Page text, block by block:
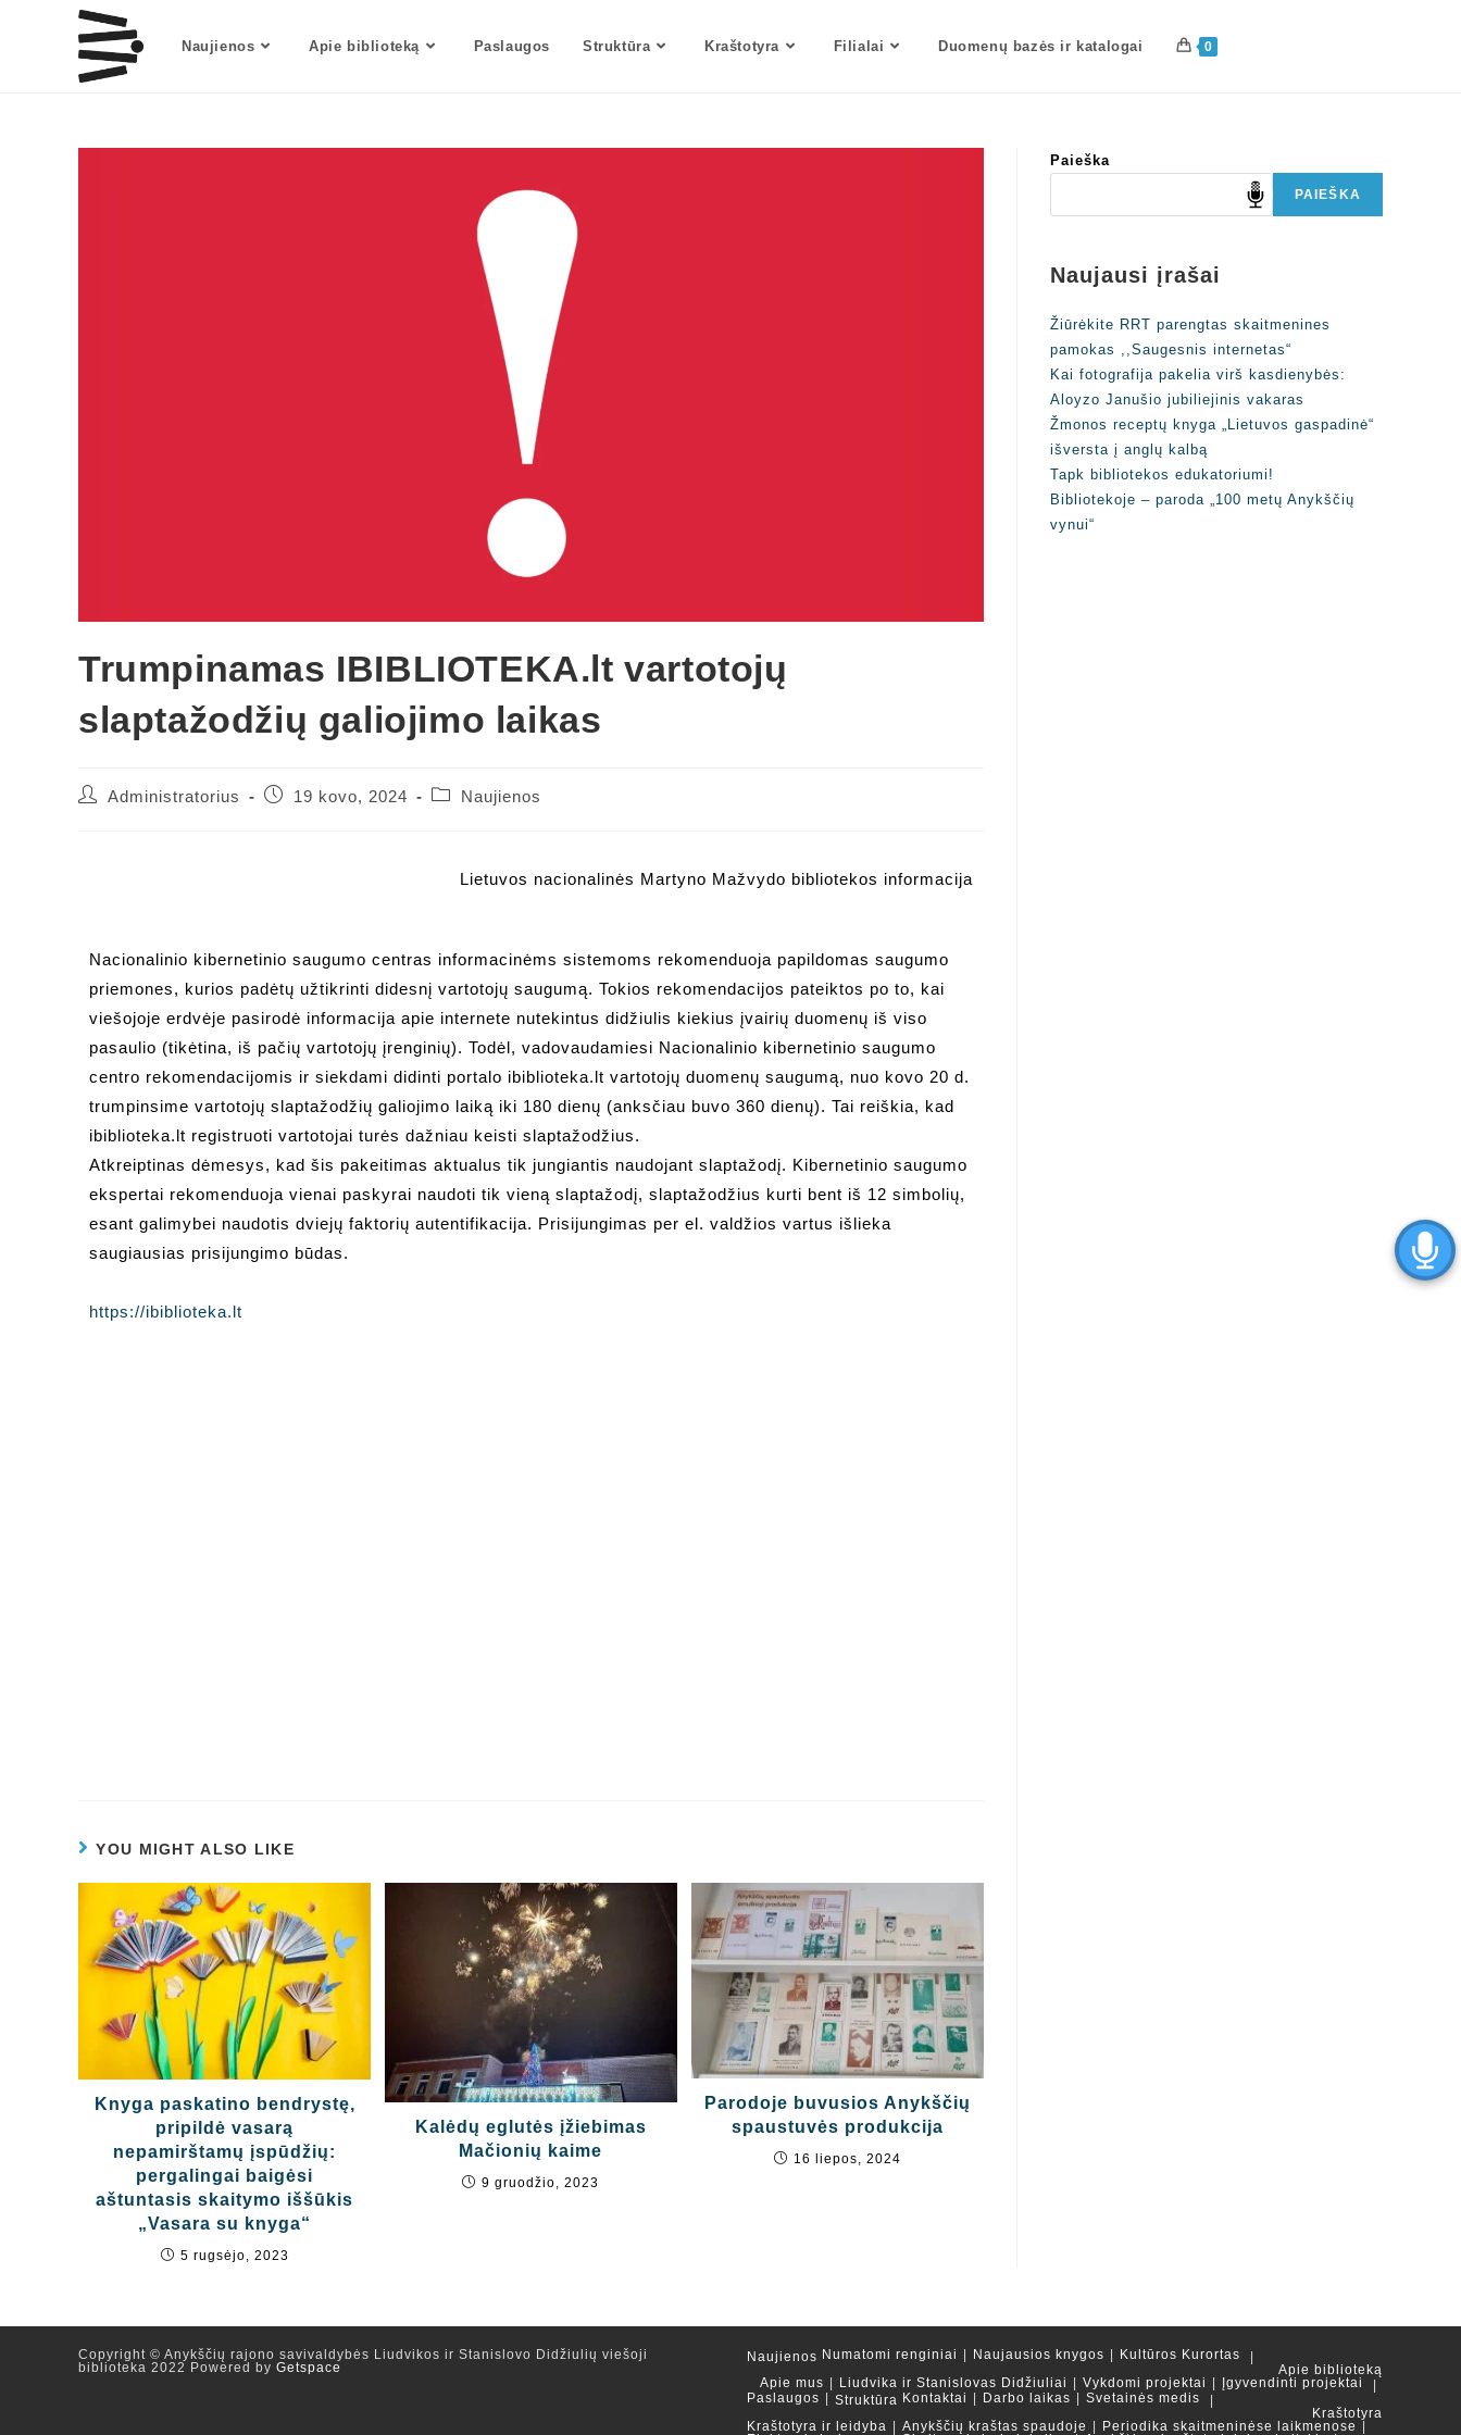
Naujienos Apie biblioteką Paslaugos Struktūra Kraštotyra Filialai Duomenų bazės ir katalogai 0
Trumpinamas IBIBLIOTEKA.lt vartotojų
slaptažodžių galiojimo laikas
Administratorius 19 kovo, 2024 Naujienos
Lietuvos nacionalinės Martyno Mažvydo bibliotekos informacija
Nacionalinio kibernetinio saugumo centras informacinėms sistemoms rekomenduoja papildomas saugumo
priemones, kurios padėtų užtikrinti didesnį vartotojų saugumą. Tokios rekomendacijos pateiktos po to, kai
viešojoje erdvėje pasirodė informacija apie internete nutekintus didžiulis kiekius įvairių duomenų iš viso
pasaulio (tikėtina, iš pačių vartotojų įrenginių). Todėl, vadovaudamiesi Nacionalinio kibernetinio saugumo
centro rekomendacijomis ir siekdami didinti portalo ibiblioteka.lt vartotojų duomenų saugumą, nuo kovo 20 d.
trumpinsime vartotojų slaptažodžių galiojimo laiką iki 180 dienų (anksčiau buvo 360 dienų). Tai reiškia, kad
ibiblioteka.lt registruoti vartotojai turės dažniau keisti slaptažodžius.
Atkreiptinas dėmesys, kad šis pakeitimas aktualus tik jungiantis naudojant slaptažodį. Kibernetinio saugumo
ekspertai rekomenduoja vienai paskyrai naudoti tik vieną slaptažodį, slaptažodžius kurti bent iš 12 simbolių,
esant galimybei naudotis dviejų faktorių autentifikacija. Prisijungimas per el. valdžios vartus išlieka
saugiausias prisijungimo būdas.
https://ibiblioteka.lt
YOU MIGHT ALSO LIKE
Knyga paskatino bendrystę,
pripildė vasarą
nepamirštamų įspūdžių:
pergalingai baigėsi
aštuntasis skaitymo iššūkis
„Vasara su knyga“
5 rugsėjo, 2023
Kalėdų eglutės įžiebimas
Mačionių kaime
9 gruodžio, 2023
Parodoje buvusios Anykščių
spaustuvės produkcija
16 liepos, 2024
Paieška
PAIEŠKA
Naujausi įrašai
Žiūrėkite RRT parengtas skaitmenines
pamokas ,,Saugesnis internetas“
Kai fotografija pakelia virš kasdienybės:
Aloyzo Janušio jubiliejinis vakaras
Žmonos receptų knyga „Lietuvos gaspadinė“
išversta į anglų kalbą
Tapk bibliotekos edukatoriumi!
Bibliotekoje – paroda „100 metų Anykščių
vynui“
Naujienos Numatomi renginiai Naujausios knygos
Kultūros Kurortas
Apie biblioteką
Apie mus
Liudvika ir Stanislovas Didžiuliai Vykdomi projektai
Įgyvendinti projektai
Paslaugos
Struktūra Kontaktai Darbo laikas
Svetainės medis
Kraštotyra
Kraštotyra ir leidyba
Anykščių kraštas spaudoje
Periodika skaitmeninėse laikmenose
Copyright © Anykščių rajono savivaldybės Liudvikos ir Stanislovo Didžiulių viešoji
biblioteka 2022 Powered by Getspace